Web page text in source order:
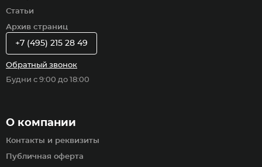
Статьи
Архив страниц
О компании
Контакты и реквизиты
Публичная оферта
+7 (495) 215 28 49
Обратный звонок
Будни с 9:00 до 18:00